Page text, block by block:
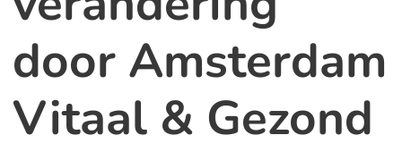
door Amsterdam
Vitaal & Gezond